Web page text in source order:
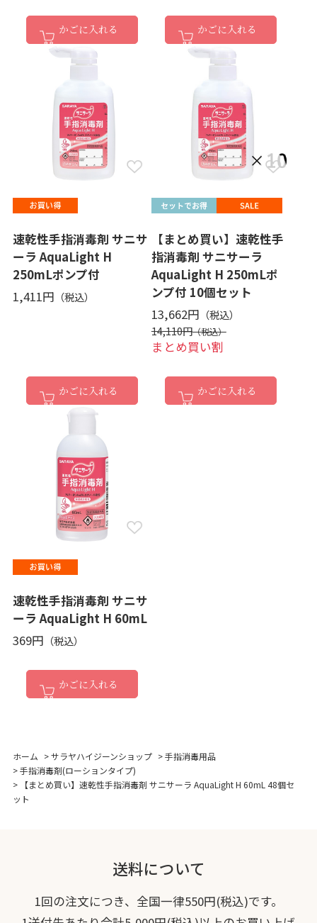
かごに入れる かごに入れる
速乾性手指消毒剤 サニサ
ーラ AquaLight H
250mLポンプ付
1,411円
かごに入れる
【まとめ買い】速乾性手
指消毒剤 サニサーラ
AquaLight H 250mLポ
ンプ付 10個セット
13,662円
14,110円
まとめ買い割
かごに入れる
速乾性手指消毒剤 サニサ
ーラ AquaLight H 60mL
369円
かごに入れる
ホーム >サラヤハイジーンショップ >手指消毒用品
>手指消毒剤(ローションタイプ)
>
【まとめ買い】速乾性手指消毒剤 サニサーラ AquaLight H 60mL 48個セ
ット
送料について
1回の注文につき、全国一律550円(税込)です。